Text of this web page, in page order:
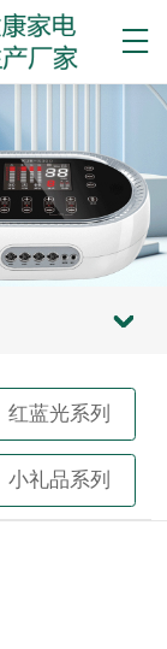
红蓝光系列
小礼品系列